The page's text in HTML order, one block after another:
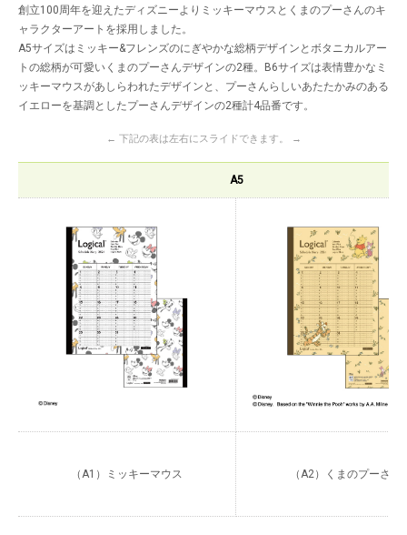
創立100周年を迎えたディズニーよりミッキーマウスとくまのプーさんのキ
ャラクターアートを採用しました。
A5サイズはミッキー&フレンズのにぎやかな総柄デザインとボタニカルアー
トの総柄が可愛いくまのプーさんデザインの2種。B6サイズは表情豊かなミ
ッキーマウスがあしらわれたデザインと、プーさんらしいあたたかみのある
イエローを基調としたプーさんデザインの2種計4品番です。
← 下記の表は左右にスライドできます。 →
A5
（A1）ミッキーマウス （A2）くまのプーさん